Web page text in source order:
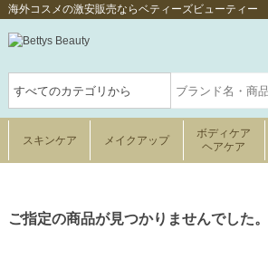
海外コスメの激安販売ならベティーズビューティー
スキンケア メイクアップ
ボディケア
ヘアケア
ご指定の商品が見つかりませんでした。